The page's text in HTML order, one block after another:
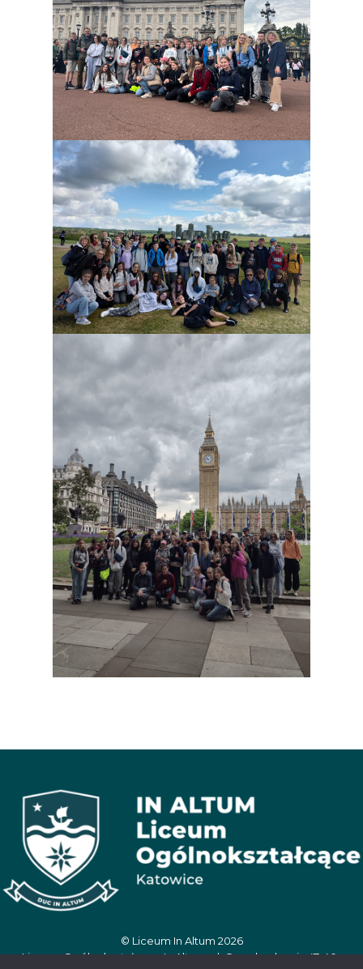
© Liceum In Altum 2026
Liceum Ogólnokształcące In Altum, ul. Oswobodzenia 47, 40-